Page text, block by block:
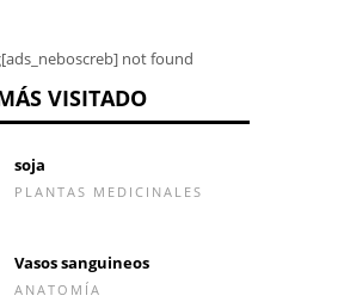
not found
VISITADO
soja
PLANTAS MEDICINALES
Vasos sanguineos
ANATOMÍA